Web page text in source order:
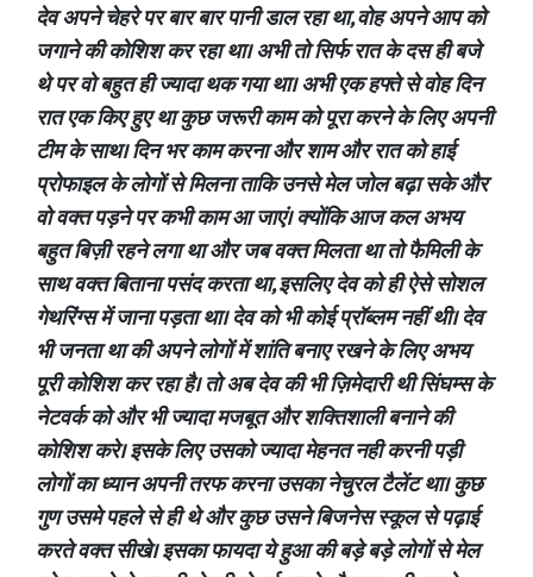
देव अपने चेहरे पर बार बार पानी डाल रहा था, वोह अपने आप को
जगाने की कोशिश कर रहा था। अभी तो सिर्फ रात के दस ही बजे
थे पर वो बहुत ही ज्यादा थक गया था। अभी एक हफ्ते से वोह दिन
रात एक किए हुए था कुछ जरूरी काम को पूरा करने के लिए अपनी
टीम के साथ। दिन भर काम करना और शाम और रात को हाई
प्रोफाइल के लोगों से मिलना ताकि उनसे मेल जोल बढ़ा सके और
वो वक्त पड़ने पर कभी काम आ जाएं। क्योंकि आज कल अभय
बहुत बिज़ी रहने लगा था और जब वक्त मिलता था तो फैमिली के
साथ वक्त बिताना पसंद करता था, इसलिए देव को ही ऐसे सोशल
गेथरिंग्स में जाना पड़ता था। देव को भी कोई प्रॉब्लम नहीं थी। देव
भी जनता था की अपने लोगों में शांति बनाए रखने के लिए अभय
पूरी कोशिश कर रहा है। तो अब देव की भी ज़िमेदारी थी सिंघम्स के
नेटवर्क को और भी ज्यादा मजबूत और शक्तिशाली बनाने की
कोशिश करे। इसके लिए उसको ज्यादा मेहनत नही करनी पड़ी
लोगों का ध्यान अपनी तरफ करना उसका नेचुरल टैलेंट था। कुछ
गुण उसमे पहले से ही थे और कुछ उसने बिजनेस स्कूल से पढ़ाई
करते वक्त सीखे। इसका फायदा ये हुआ की बड़े बड़े लोगों से मेल